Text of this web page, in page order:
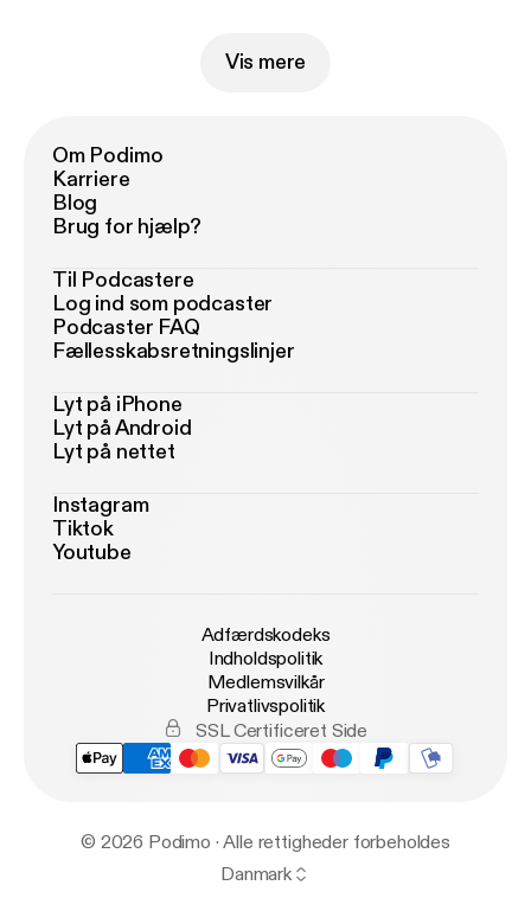
Vis mere
Om Podimo
Karriere
Blog
Brug for hjælp?
Til Podcastere
Log ind som podcaster
Podcaster FAQ
Fællesskabsretningslinjer
Lyt på iPhone
Lyt på Android
Lyt på nettet
Instagram
Tiktok
Youtube
Adfærdskodeks
Indholdspolitik
Medlemsvilkår
Privatlivspolitik
SSL Certificeret Side
© 2026 Podimo · Alle rettigheder forbeholdes
Danmark